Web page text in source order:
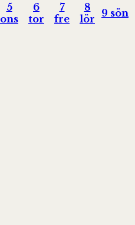
5
ons
6
tor
7
fre
8
lör
9 sön